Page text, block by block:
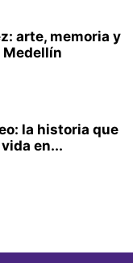
arte, memoria y
la historia que
en...